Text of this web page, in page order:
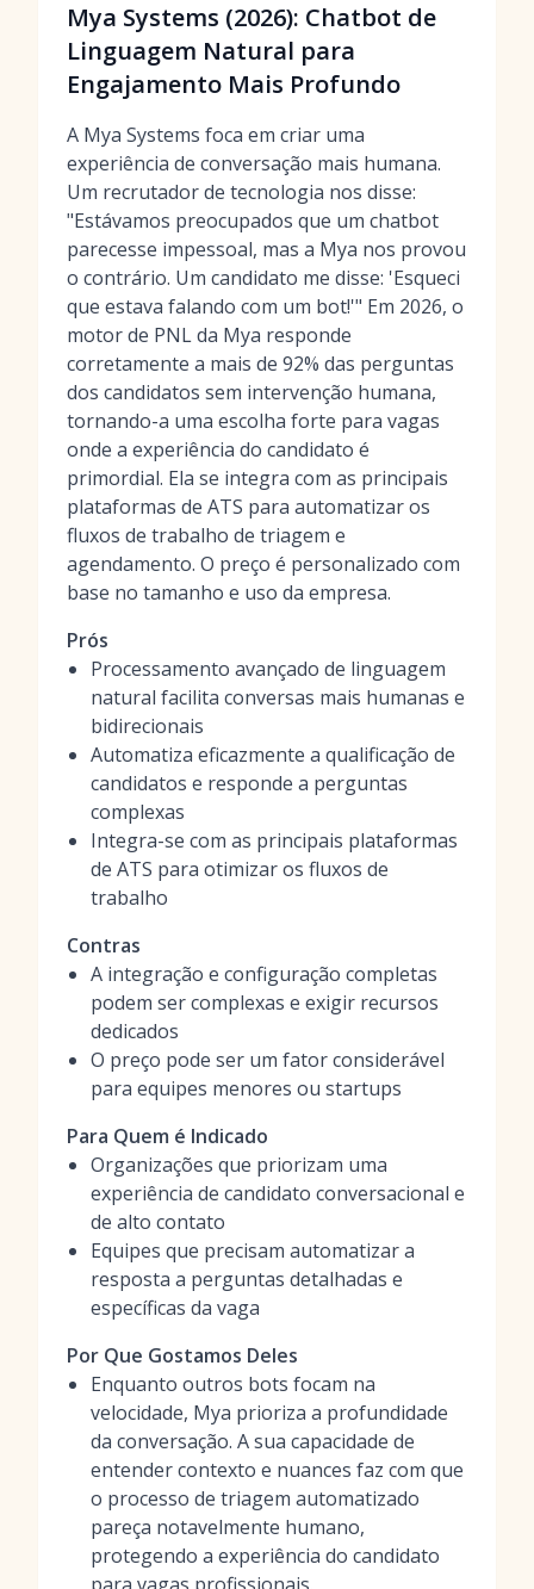
Mya Systems (2026): Chatbot de
Linguagem Natural para
Engajamento Mais Profundo
A Mya Systems foca em criar uma
experiência de conversação mais humana.
Um recrutador de tecnologia nos disse:
"Estávamos preocupados que um chatbot
parecesse impessoal, mas a Mya nos provou
o contrário. Um candidato me disse: 'Esqueci
que estava falando com um bot!'" Em 2026, o
motor de PNL da Mya responde
corretamente a mais de 92% das perguntas
dos candidatos sem intervenção humana,
tornando-a uma escolha forte para vagas
onde a experiência do candidato é
primordial. Ela se integra com as principais
plataformas de ATS para automatizar os
fluxos de trabalho de triagem e
agendamento. O preço é personalizado com
base no tamanho e uso da empresa.
Prós
Processamento avançado de linguagem
natural facilita conversas mais humanas e
bidirecionais
Automatiza eficazmente a qualificação de
candidatos e responde a perguntas
complexas
Integra-se com as principais plataformas
de ATS para otimizar os fluxos de
trabalho
Contras
A integração e configuração completas
podem ser complexas e exigir recursos
dedicados
O preço pode ser um fator considerável
para equipes menores ou startups
Para Quem é Indicado
Organizações que priorizam uma
experiência de candidato conversacional e
de alto contato
Equipes que precisam automatizar a
resposta a perguntas detalhadas e
específicas da vaga
Por Que Gostamos Deles
Enquanto outros bots focam na
velocidade, Mya prioriza a profundidade
da conversação. A sua capacidade de
entender contexto e nuances faz com que
o processo de triagem automatizado
pareça notavelmente humano,
protegendo a experiência do candidato